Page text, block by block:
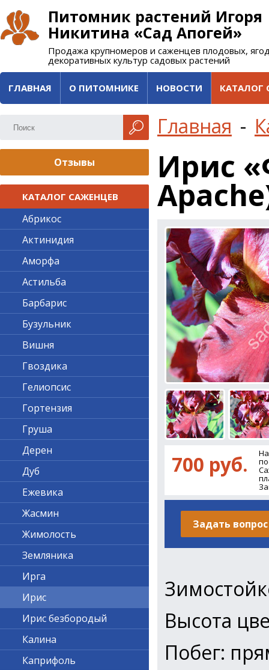
Питомник растений Игоря
Никитина «Сад Апогей»
Продажа крупномеров и саженцев плодовых,
декоративных культур садовых растений
ГЛАВНАЯ О ПИТОМНИКЕ НОВОСТИ КАТАЛОГ
Главная -
Ирис
700 руб.
Задать вопрос
Высота
Побег:
Отзывы
КАТАЛОГ САЖЕНЦЕВ
Абрикос
Актинидия
Аморфа
Астильба
Барбарис
Бузульник
Вишня
Гвоздика
Гелиопсис
Гортензия
Груша
Дерен
Дуб
Ежевика
Жасмин
Жимолость
Земляника
Ирга
Ирис
Ирис безбородый
Калина
Каприфоль